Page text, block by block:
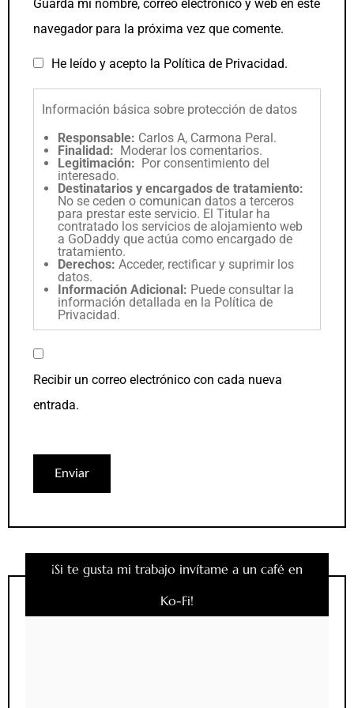
Guarda mi nombre, correo electrónico y web en este
navegador para la próxima vez que comente.
He leído y acepto la Política de Privacidad.
Información básica sobre protección de datos
Responsable: Carlos A, Carmona Peral.
Finalidad: Moderar los comentarios.
Legitimación: Por consentimiento del
interesado.
Destinatarios y encargados de tratamiento:
No se ceden o comunican datos a terceros
para prestar este servicio. El Titular ha
contratado los servicios de alojamiento web
a GoDaddy que actúa como encargado de
tratamiento.
Derechos: Acceder, rectificar y suprimir los
datos.
Información Adicional: Puede consultar la
información detallada en la Política de
Privacidad.
Recibir un correo electrónico con cada nueva
entrada.
¡Si te gusta mi trabajo invítame a un café en
Ko-Fi!